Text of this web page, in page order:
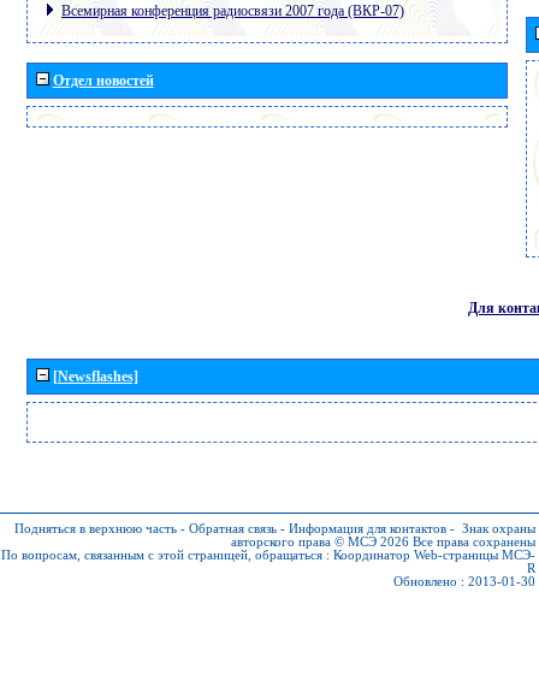
Всемирная конференция радиосвязи 2007 года (ВКР-07)
Отдел новостей
Для
[Newsflashes]
Подняться в верхнюю часть - Обратная связь - Информация для контактов - Знак охраны
авторского права © МСЭ 2026 Все права сохранены
По вопросам, связанным с этой страницей, обращаться : Координатор Web-страницы МСЭ-
R
Обновлено : 2013-01-30